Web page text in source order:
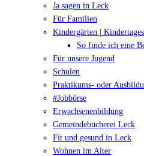
Ja sagen in Leck
Für Familien
Kindergärten |
So finde ich eine
Für unsere Jugend
Schulen
Praktikums- oder
#Jobbörse
Erwachsenenbildung
Gemeindebücherei Leck
Fit und gesund in Leck
Wohnen im Alter